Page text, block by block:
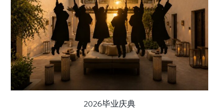
的人生里程碑。在您致敬多年努力与付出的时刻，
尽享卓越美馔、个性化服务以及温馨宜人的氛围。
无 ...
2026毕业庆典